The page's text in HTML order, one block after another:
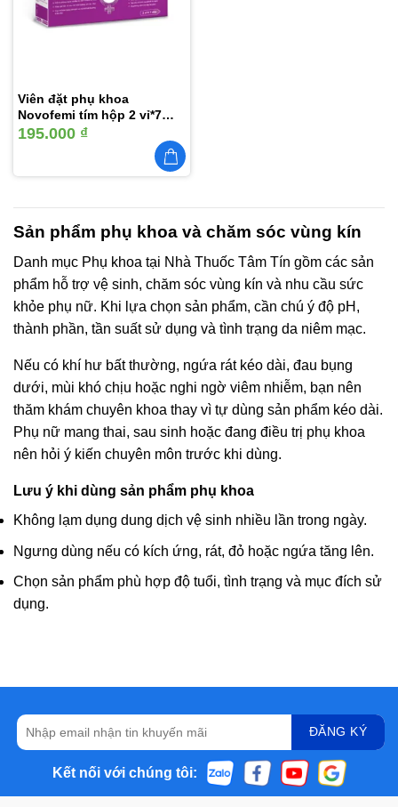
Viên đặt phụ khoa
Novofemi tím hộp 2 vỉ*7
viên hỗ trợ cân bằng ph âm
đạo, ngăn ngừa viêm tái lại
195.000 ₫
Sản phẩm phụ khoa và chăm sóc vùng kín
Danh mục Phụ khoa tại Nhà Thuốc Tâm Tín gồm các sản
phẩm hỗ trợ vệ sinh, chăm sóc vùng kín và nhu cầu sức
khỏe phụ nữ. Khi lựa chọn sản phẩm, cần chú ý độ pH,
thành phần, tần suất sử dụng và tình trạng da niêm mạc.
Nếu có khí hư bất thường, ngứa rát kéo dài, đau bụng
dưới, mùi khó chịu hoặc nghi ngờ viêm nhiễm, bạn nên
thăm khám chuyên khoa thay vì tự dùng sản phẩm kéo dài.
Phụ nữ mang thai, sau sinh hoặc đang điều trị phụ khoa
nên hỏi ý kiến chuyên môn trước khi dùng.
Lưu ý khi dùng sản phẩm phụ khoa
Không lạm dụng dung dịch vệ sinh nhiều lần trong ngày.
Ngưng dùng nếu có kích ứng, rát, đỏ hoặc ngứa tăng lên.
Chọn sản phẩm phù hợp độ tuổi, tình trạng và mục đích sử
dụng.
Kết nối với chúng tôi: